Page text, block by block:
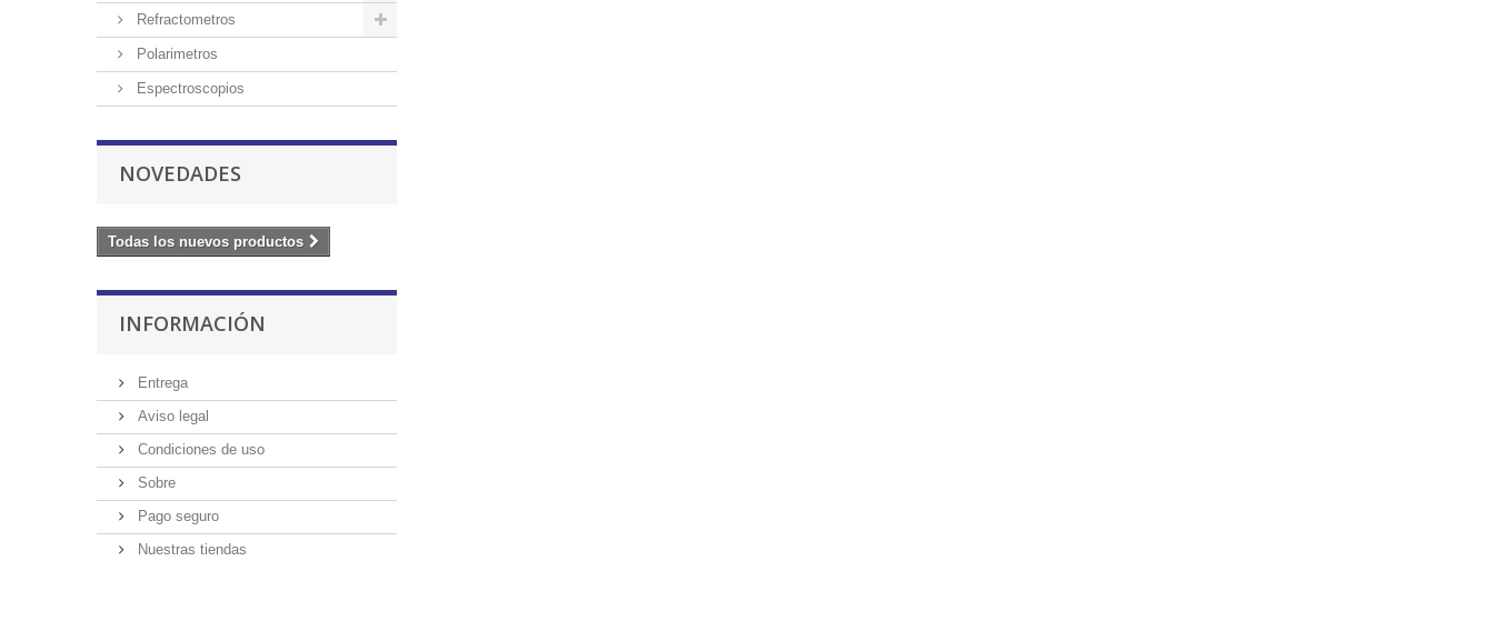
Refractometros
Polarimetros
Espectroscopios
NOVEDADES
Todas los nuevos productos
INFORMACIÓN
Entrega
Aviso legal
Condiciones de uso
Sobre
Pago seguro
Nuestras tiendas